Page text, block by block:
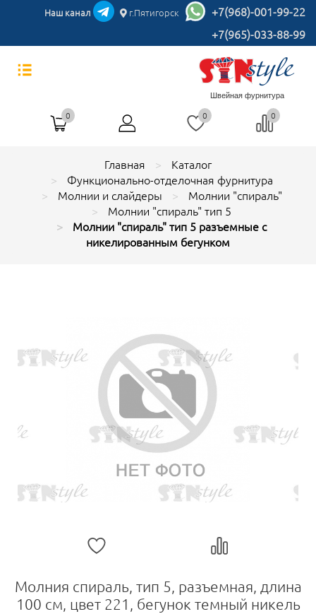
Наш канал г.Пятигорск
+7(968)-001-99-22
+7(965)-033-88-99
Швейная фурнитура
0 0 0
Главная
Каталог
Функционально-отделочная фурнитура
Молнии и слайдеры
Молнии "спираль"
Молнии "спираль" тип 5
Молнии "спираль" тип 5 разъемные с
никелированным бегунком
Молния спираль, тип 5, разъемная, длина
100 см, цвет 221, бегунок темный никель